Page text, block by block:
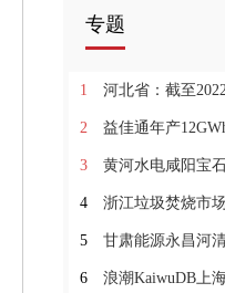
专题
1 河北省：截至2022年底，各
2 益佳通年产12GWh新能
3 黄河水电咸阳宝石12.5
4 浙江垃圾焚烧市
5 甘肃能源永昌河清
6 浪潮KaiwuDB上海新总部及